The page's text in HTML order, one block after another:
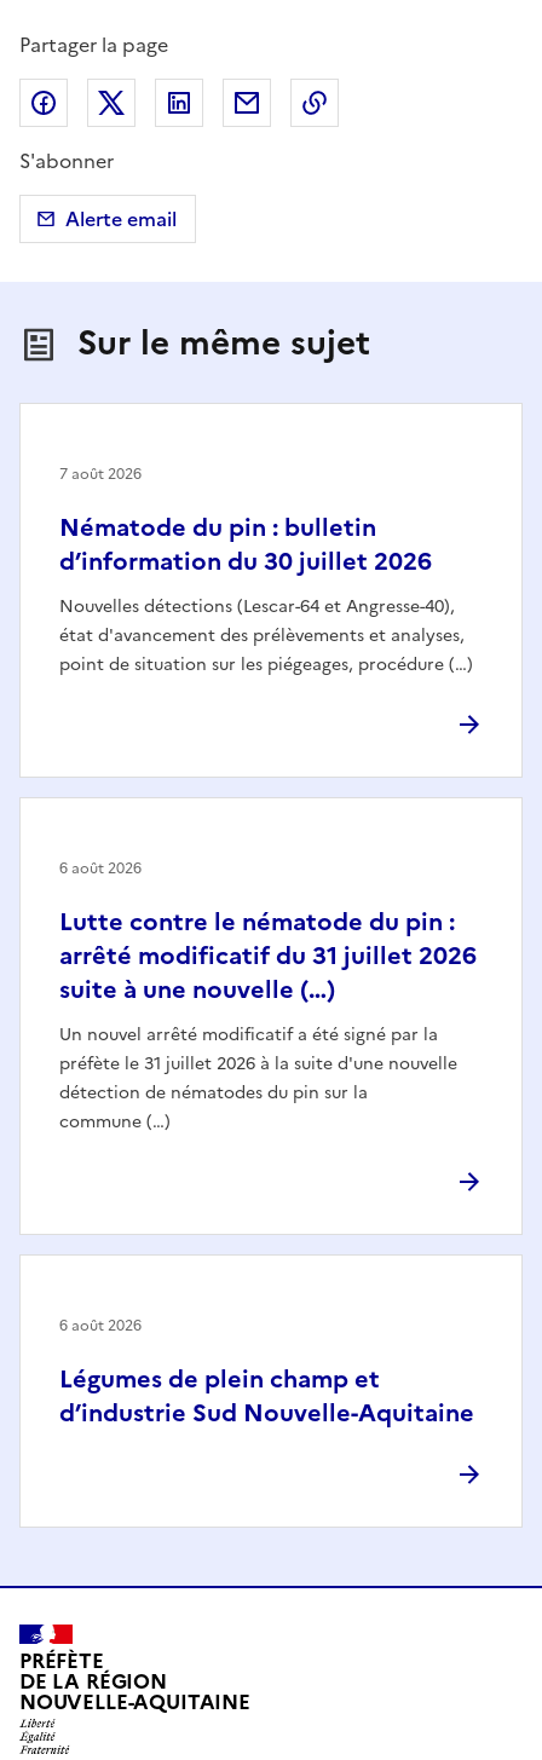
Partager la page
Partager sur Facebook
Partager sur X (anciennement Twitter)
Partager sur LinkedIn
Partager par email
S'abonner
Alerte email
Sur le même sujet
Nématode du pin : bulletin
d’information du 30 juillet 2026
Nouvelles détections (Lescar-64 et Angresse-40),
état d'avancement des prélèvements et analyses,
point de situation sur les piégeages, procédure (…)
7 août 2026
Lutte contre le nématode du pin :
arrêté modificatif du 31 juillet 2026
suite à une nouvelle (…)
Un nouvel arrêté modificatif a été signé par la
préfète le 31 juillet 2026 à la suite d'une nouvelle
détection de nématodes du pin sur la
commune (…)
6 août 2026
Légumes de plein champ et
d’industrie Sud Nouvelle-Aquitaine
6 août 2026
PRÉFÈTE
DE LA RÉGION
NOUVELLE-AQUITAINE